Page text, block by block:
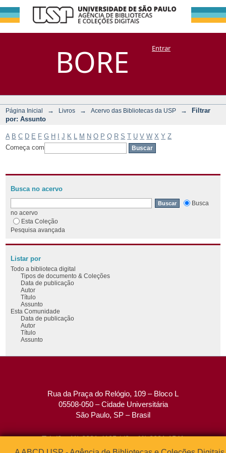
BORE
Filtrar por:
Assunto
DSpace/Manakin + CoriscoEntrar
Página Inicial → Livros → Acervo das Bibliotecas da USP →
Filtrar
por: Assunto
A B C D E F G H J K M N O P Q R S T U V W X Y Z
Começa com
Busca no acervo
Busca
no acervo
Esta Coleção
Pesquisa avançada
Listar por
Todo a biblioteca digital
Tipos de documento & Coleções
Data de publicação
Autor
Título
Assunto
Esta Comunidade
Data de publicação
Autor
Título
Assunto
Rua da Praça do Relógio, 109 – Bloco L
05508-050 – Cidade Universitária
São Paulo, SP – Brasil
Tel: (0xx11) 3091-4195 / (0xx11) 3091-1541
Fax: (0xx11) 3091-1567